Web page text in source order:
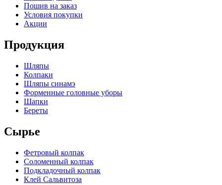
Пошив на заказ
Условия покупки
Акции
Продукция
Шляпы
Колпаки
Шляпы синамэ
Форменные головные уборы
Шапки
Береты
Сырье
Фетровый колпак
Соломенный колпак
Подкладочный колпак
Клей Сальвитоза